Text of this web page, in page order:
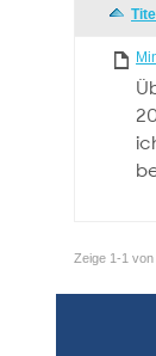
Has
Zeige 1-1